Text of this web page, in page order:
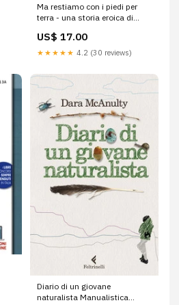
Ma restiamo con i piedi per
terra - una storia eroica di
guide
US$ 17.00
★★★★★ 4.2 (30 reviews)
Diario di un giovane
naturalista Manualistica